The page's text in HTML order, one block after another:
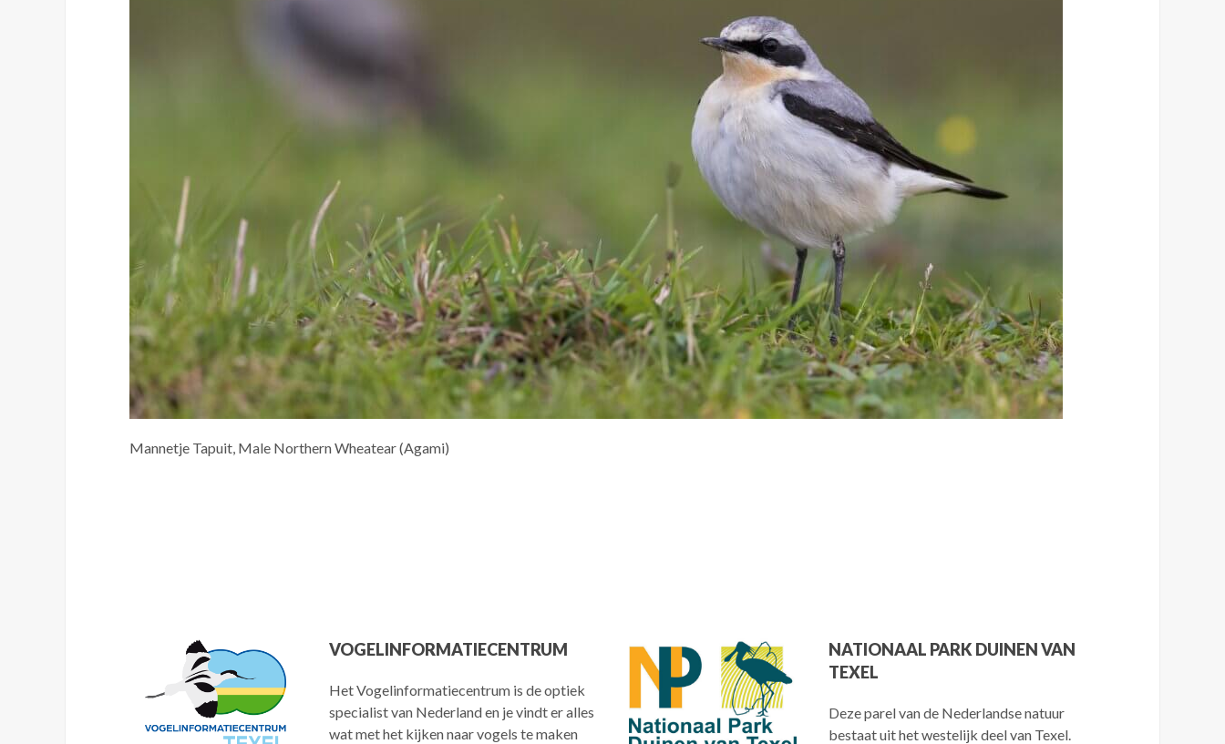
Mannetje Tapuit, Male Northern Wheatear (Agami)
VOGELINFORMATIECENTRUM
Het Vogelinformatiecentrum is de optiek
specialist van Nederland en je vindt er alles
wat met het kijken naar vogels te maken
NATIONAAL PARK DUINEN VAN
TEXEL
Deze parel van de Nederlandse natuur
bestaat uit het westelijk deel van Texel.